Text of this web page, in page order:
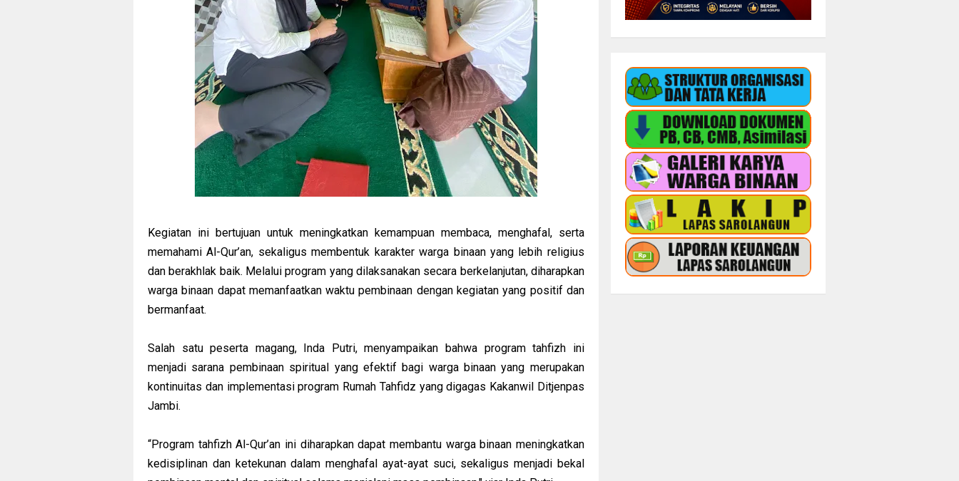
Kegiatan ini bertujuan untuk meningkatkan kemampuan membaca, menghafal, serta
memahami Al-Qur’an, sekaligus membentuk karakter warga binaan yang lebih religius
dan berakhlak baik. Melalui program yang dilaksanakan secara berkelanjutan, diharapkan
warga binaan dapat memanfaatkan waktu pembinaan dengan kegiatan yang positif dan
bermanfaat.
Salah satu peserta magang, Inda Putri, menyampaikan bahwa program tahfizh ini
menjadi sarana pembinaan spiritual yang efektif bagi warga binaan yang merupakan
kontinuitas dan implementasi program Rumah Tahfidz yang digagas Kakanwil Ditjenpas
Jambi.
“Program tahfizh Al-Qur’an ini diharapkan dapat membantu warga binaan meningkatkan
kedisiplinan dan ketekunan dalam menghafal ayat-ayat suci, sekaligus menjadi bekal